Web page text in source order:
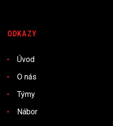
ODKAZY
Úvod
O nás
Týmy
Nábor